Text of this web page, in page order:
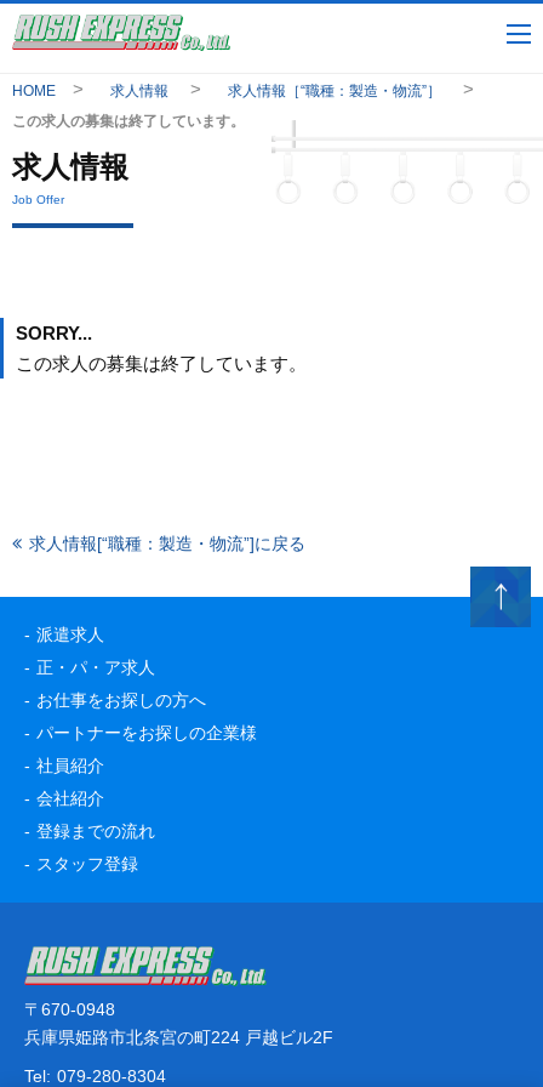
HOME 求人情報
求人情報［“職種：製造・物流”］
この求人の募集は終了しています。
求人情報
Job Offer
SORRY...
この求人の募集は終了しています。
求人情報[“職種：製造・物流”]に戻る
派遣求人
正・パ・ア求人
お仕事をお探しの方へ
パートナーをお探しの企業様
社員紹介
会社紹介
登録までの流れ
スタッフ登録
〒670-0948
兵庫県姫路市北条宮の町224 戸越ビル2F
Tel: 079-280-8304